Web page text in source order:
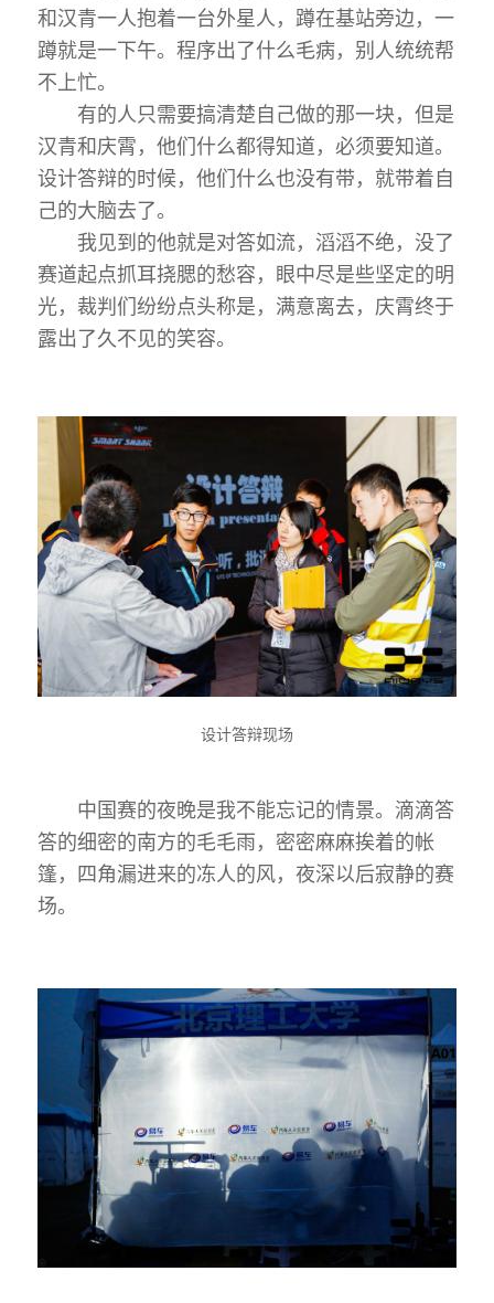
和汉青一人抱着一台外星人，蹲在基站旁边，一
蹲就是一下午。程序出了什么毛病，别人统统帮
不上忙。
有的人只需要搞清楚自己做的那一块，但是
汉青和庆霄，他们什么都得知道，必须要知道。
设计答辩的时候，他们什么也没有带，就带着自
己的大脑去了。
我见到的他就是对答如流，滔滔不绝，没了
赛道起点抓耳挠腮的愁容，眼中尽是些坚定的明
光，裁判们纷纷点头称是，满意离去，庆霄终于
露出了久不见的笑容。
设计答辩现场
中国赛的夜晚是我不能忘记的情景。滴滴答
答的细密的南方的毛毛雨，密密麻麻挨着的帐
篷，四角漏进来的冻人的风，夜深以后寂静的赛
场。